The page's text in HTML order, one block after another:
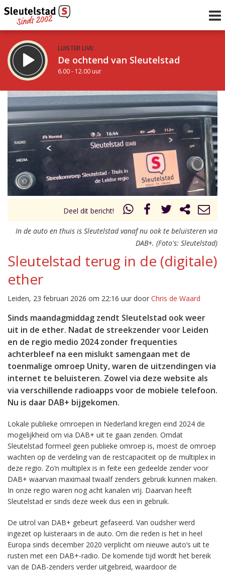
LUISTER LIVE:
De ochtend van Sleutelstad
6.00 - 12.00 uur
STRAKS:
De middag van Sleutelstad
12.00 - 19.00 uur
Vorig uur
uur 1 van 0 Volgend uur
Deel dit bericht!
In de auto en thuis is Sleutelstad vanaf nu ook te beluisteren via
DAB+. (Foto's: Sleutelstad)
Sleutelstad terug in de (digitale)
ether
Leiden, 23 februari 2026 om 22:16 uur door Chris de Waard
Sinds maandagmiddag zendt Sleutelstad ook weer
uit in de ether. Nadat de streekzender voor Leiden
en de regio medio 2024 zonder frequenties
achterbleef na een mislukt samengaan met de
toenmalige omroep Unity, waren de uitzendingen via
internet te beluisteren. Zowel via deze website als
via verschillende radioapps voor de mobiele telefoon.
Nu is daar DAB+ bijgekomen.
Lokale publieke omroepen in Nederland kregen eind 2024 de
mogelijkheid om via DAB+ uit te gaan zenden. Omdat
Sleutelstad formeel geen publieke omroep is, moest de omroep
wachten op de verdeling van de restcapaciteit op de multiplex in
deze regio. Zo’n multiplex is in feite een gedeelde zender voor
DAB+ waarvan maximaal twaalf zenders gebruik kunnen maken.
In onze regio waren nog acht kanalen vrij. Daarvan heeft
Sleutelstad er sinds deze week dus een in gebruik.
De uitrol van DAB+ gebeurt gefaseerd. Van oudsher werd
ingezet op luisteraars in de auto. Om die reden is het in heel
Europa sinds december 2020 verplicht om nieuwe auto’s uit te
rusten met een DAB+-radio. De komende tijd wordt het bereik
van de DAB-zenders verder uitgebreid, waardoor de